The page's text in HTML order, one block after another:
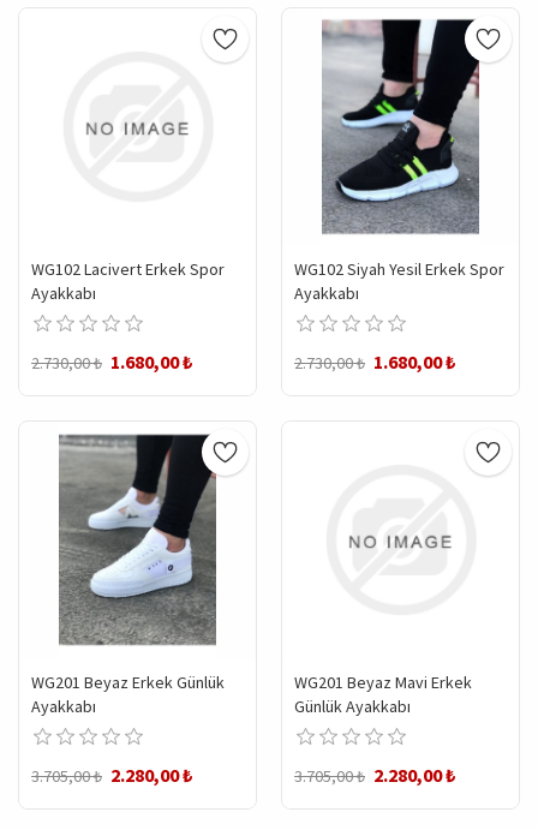
WG102 Lacivert Erkek Spor
Ayakkabı
2.730,00 ₺ 1.680,00 ₺
WG102 Siyah Yesil Erkek Spor
Ayakkabı
2.730,00 ₺ 1.680,00 ₺
WG201 Beyaz Erkek Günlük
Ayakkabı
3.705,00 ₺ 2.280,00 ₺
WG201 Beyaz Mavi Erkek
Günlük Ayakkabı
3.705,00 ₺ 2.280,00 ₺